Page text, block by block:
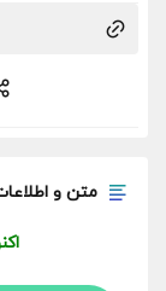
متن و